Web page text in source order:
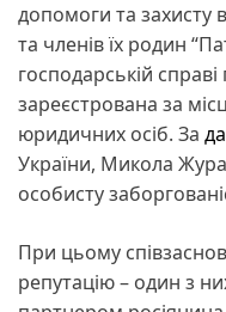
допомоги та захисту
та членів їх родин
господарській
зареєстрована за
юридичних осіб. За
України, Микола
особисту
При цьому
репутацію – один з